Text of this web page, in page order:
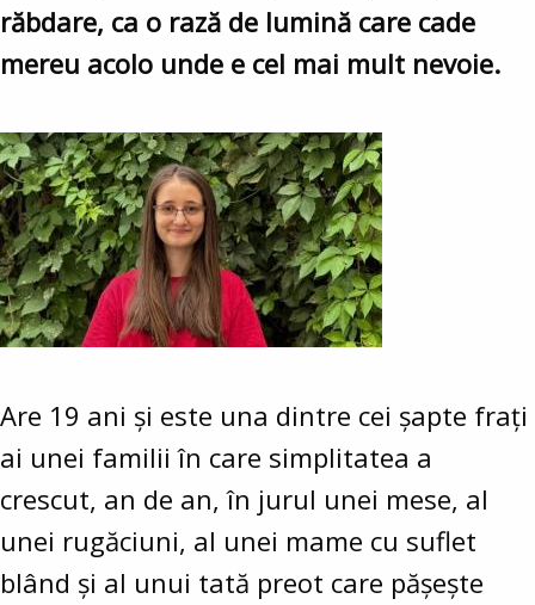
răbdare, ca o rază de lumină care cade
mereu acolo unde e cel mai mult nevoie.
Are 19 ani și este una dintre cei șapte frați
ai unei familii în care simplitatea a
crescut, an de an, în jurul unei mese, al
unei rugăciuni, al unei mame cu suflet
blând și al unui tată preot care pășește